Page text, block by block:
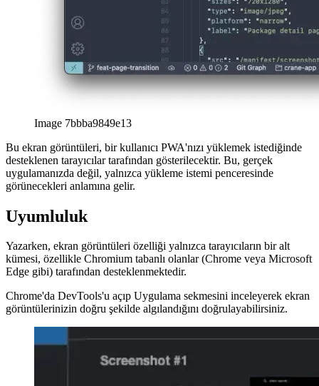
Ekran görüntüleri özelliğini uyguladığım gerçek bir PWA,
CRAN/E'dir. Siteyi Android cihazınızda Chrome ile ziyaret edebilir
ve sağ üst köşedeki indir butonuna tıklayabilirsiniz.
Aşağıdaki kurulum isteminde, web uygulamasının ekran görüntüleri
afrikaans
afrikaans
العربية
العربية
deutsch
ελληνικά
ελληνικά
english
esperanto
esperanto
español
français
עברית